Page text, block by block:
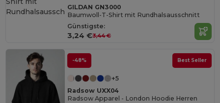
GILDAN GN3000
Baumwoll-T-Shirt mit Rundhalsausschnitt
Günstigste:
3,24 €3,44 €
-48% Best Seller
+5
Radsow UXX04
Radsow Apparel - London Hoodie Herren